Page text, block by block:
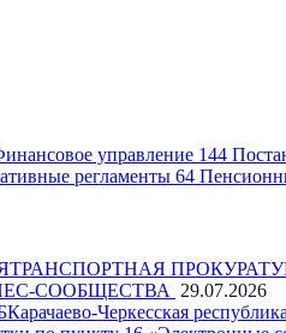
управление 144
регламенты 64
СООБЩЕСТВА
29.07.2026
Черкесская